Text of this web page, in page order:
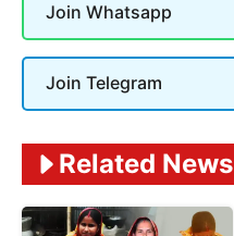
Join Whatsapp
Join Telegram
Related News